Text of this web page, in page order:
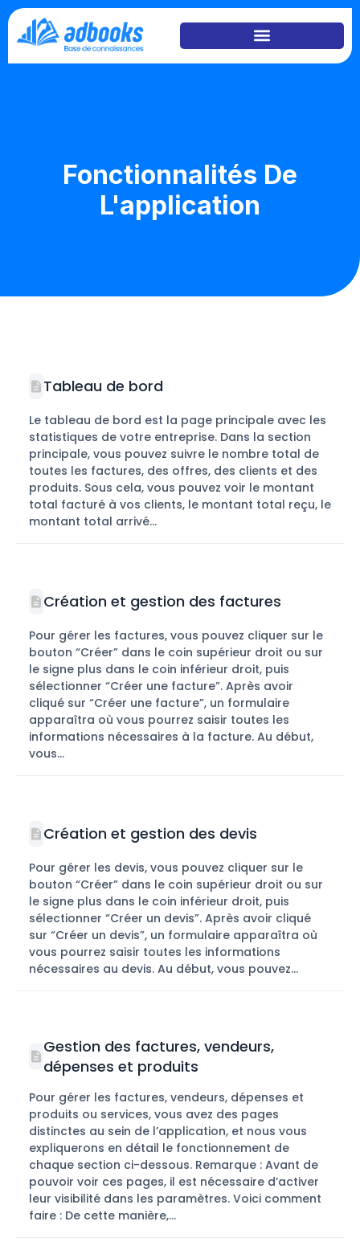
Fonctionnalités De
L'application
Tableau de bord
Le tableau de bord est la page principale avec les
statistiques de votre entreprise. Dans la section
principale, vous pouvez suivre le nombre total de
toutes les factures, des offres, des clients et des
produits. Sous cela, vous pouvez voir le montant
total facturé à vos clients, le montant total reçu, le
montant total arrivé...
Création et gestion des factures
Pour gérer les factures, vous pouvez cliquer sur le
bouton “Créer” dans le coin supérieur droit ou sur
le signe plus dans le coin inférieur droit, puis
sélectionner “Créer une facture”. Après avoir
cliqué sur “Créer une facture”, un formulaire
apparaîtra où vous pourrez saisir toutes les
informations nécessaires à la facture. Au début,
vous...
Création et gestion des devis
Pour gérer les devis, vous pouvez cliquer sur le
bouton “Créer” dans le coin supérieur droit ou sur
le signe plus dans le coin inférieur droit, puis
sélectionner “Créer un devis”. Après avoir cliqué
sur “Créer un devis”, un formulaire apparaîtra où
vous pourrez saisir toutes les informations
nécessaires au devis. Au début, vous pouvez...
Gestion des factures, vendeurs,
dépenses et produits
Pour gérer les factures, vendeurs, dépenses et
produits ou services, vous avez des pages
distinctes au sein de l’application, et nous vous
expliquerons en détail le fonctionnement de
chaque section ci-dessous. Remarque : Avant de
pouvoir voir ces pages, il est nécessaire d’activer
leur visibilité dans les paramètres. Voici comment
faire : De cette manière,...